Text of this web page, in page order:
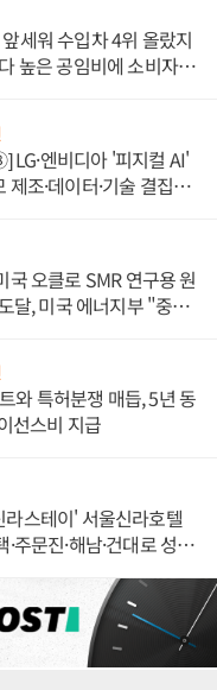
세워 수입차 4위 올랐지
높은 공임비에 소비자
LG·엔비디아 '피지컬 AI'
조·데이터·기술 결집
국 오클로 SMR 연구용 원
달, 미국 에너지부 "중요
와 특허분쟁 매듭, 5년 동
선스비 지급
스테이' 서울신라호텔
주문진·해남·건대로 성